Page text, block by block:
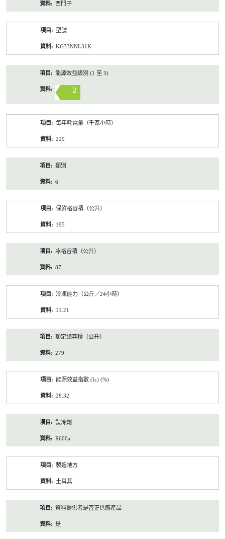
西門子
型號
KG33NNL31K
能源效益級別 (1 至 5)
2
每年耗電量（千瓦小時）
229
類別
6
保鮮格容積（公升）
195
冰格容積（公升）
87
冷凍能力（公斤／24小時）
11.21
額定總容積（公升）
279
能源效益指數 (Iε) (%)
28.32
製冷劑
R600a
製造地方
土耳其
資料提供者是否正供應產品
是